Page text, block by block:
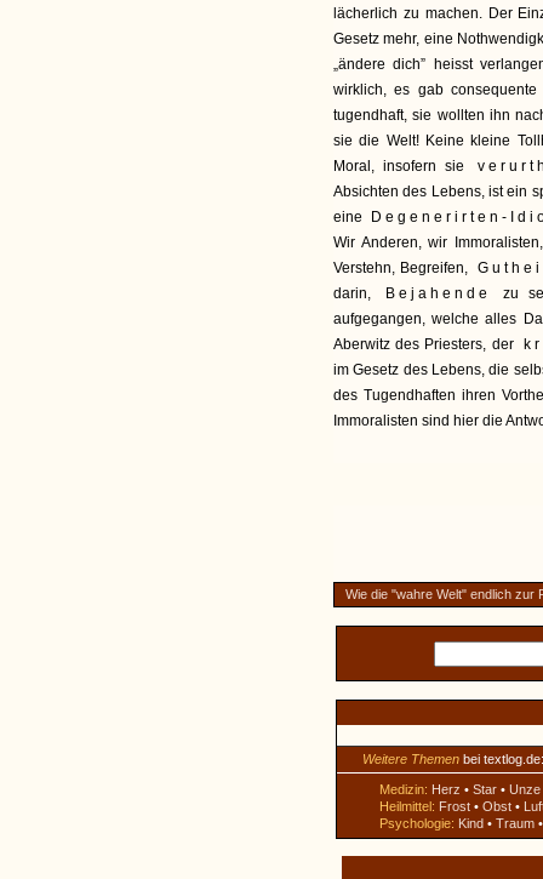
lächerlich zu machen. Der
Gesetz mehr, eine
„ändere dich” heisst
wirklich, es gab
tugendhaft, sie wollten ihn
sie die Welt! Keine kleine
Moral, insofern sie
Absichten des Lebens, ist ein
eine
Degenerirten-
Wir Anderen, wir
Verstehn, Begreifen,
darin, Bejahende zu
aufgegangen, welche alles
Aberwitz des Priesters, der
im Gesetz des Lebens, die
des Tugendhaften ihren
Immoralisten sind hier die
Wie die "wahre Welt" endlich zur
Weitere Themen bei textlog.de:
Medizin: Herz • Star • Unze
Heilmittel: Frost • Obst •
Psychologie: Kind • Traum